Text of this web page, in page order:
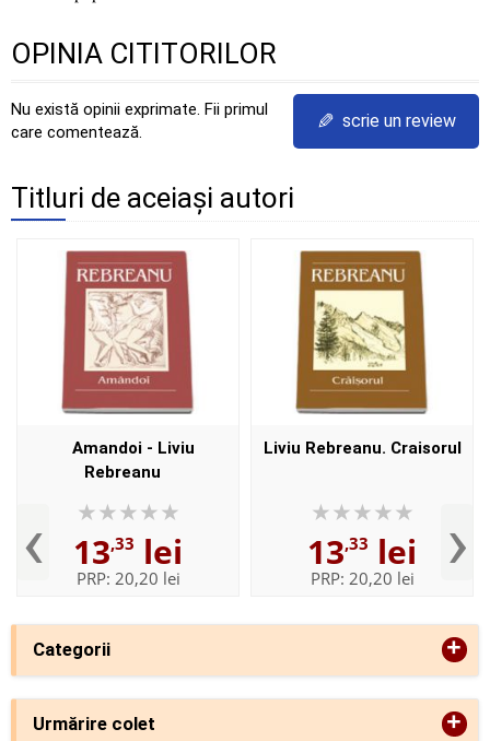
Categorii +
Urmărire colet +
OPINIA CITITORILOR
Nu există opinii exprimate. Fii primul
care comentează.
✎ scrie un review
Titluri de aceiași autori
‹
Amandoi - Liviu
Rebreanu
13,33 lei
PRP: 20,20 lei
Liviu Rebreanu. Craisorul
13,33 lei
PRP: 20,20 lei ›